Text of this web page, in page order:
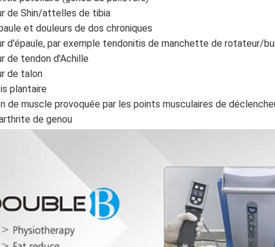
de Shin/attelles de tibia
et douleurs de dos chroniques
d'épaule, par exemple tendonitis de manchette de rotateur/
de tendon d'Achille
de talon
plantaire
de muscle provoquée par les points musculaires de
de genou